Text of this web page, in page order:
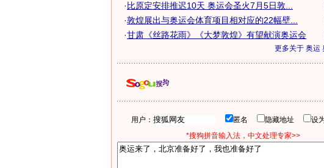
· 比原定安排推迟10天 奥运会圣火7月5日敦...
·敦煌展出与奥运会体育项目相对应的22幅壁...
·甘肃《丝路花雨》《大梦敦煌》有望献演奥运会
更多关于 奥运
用户： 匿名 隐藏地址
设
*搜狗拼音输入法，中文处理专家>>